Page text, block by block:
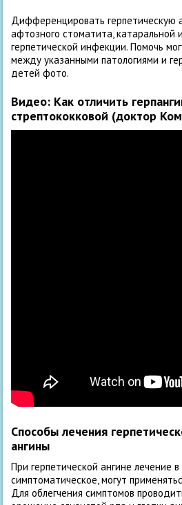
Дифференцировать герпетическую
афтозного стоматита, катаральной
герпетической инфекции. Помочь
между указанными патологиями и
детей фото.
Видео: Как отличить
стрептококковой (доктор
Способы лечения
ангины
При герпетической ангине лечение
симптоматическое, могут
Для облегчения симптомов